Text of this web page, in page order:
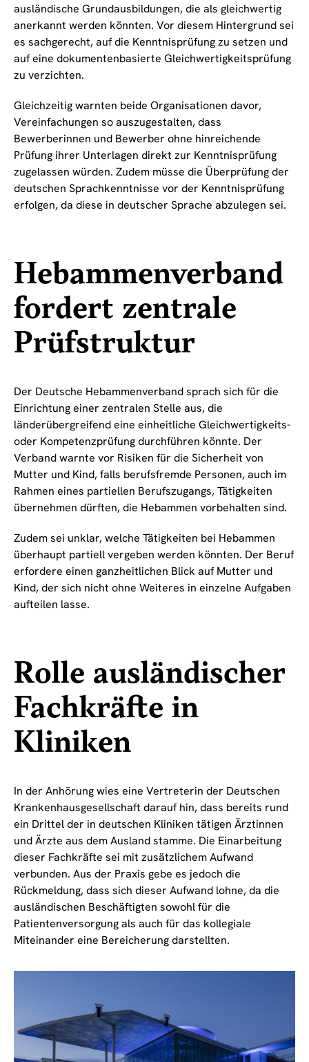
ausländische Grundausbildungen, die als gleichwertig
anerkannt werden könnten. Vor diesem Hintergrund sei
es sachgerecht, auf die Kenntnisprüfung zu setzen und
auf eine dokumentenbasierte Gleichwertigkeitsprüfung
zu verzichten.
Gleichzeitig warnten beide Organisationen davor,
Vereinfachungen so auszugestalten, dass
Bewerberinnen und Bewerber ohne hinreichende
Prüfung ihrer Unterlagen direkt zur Kenntnisprüfung
zugelassen würden. Zudem müsse die Überprüfung der
deutschen Sprachkenntnisse vor der Kenntnisprüfung
erfolgen, da diese in deutscher Sprache abzulegen sei.
Hebammenverband
fordert zentrale
Prüfstruktur
Der Deutsche Hebammenverband sprach sich für die
Einrichtung einer zentralen Stelle aus, die
länderübergreifend eine einheitliche Gleichwertigkeits-
oder Kompetenzprüfung durchführen könnte. Der
Verband warnte vor Risiken für die Sicherheit von
Mutter und Kind, falls berufsfremde Personen, auch im
Rahmen eines partiellen Berufszugangs, Tätigkeiten
übernehmen dürften, die Hebammen vorbehalten sind.
Zudem sei unklar, welche Tätigkeiten bei Hebammen
überhaupt partiell vergeben werden könnten. Der Beruf
erfordere einen ganzheitlichen Blick auf Mutter und
Kind, der sich nicht ohne Weiteres in einzelne Aufgaben
aufteilen lasse.
Rolle ausländischer
Fachkräfte in
Kliniken
In der Anhörung wies eine Vertreterin der Deutschen
Krankenhausgesellschaft darauf hin, dass bereits rund
ein Drittel der in deutschen Kliniken tätigen Ärztinnen
und Ärzte aus dem Ausland stamme. Die Einarbeitung
dieser Fachkräfte sei mit zusätzlichem Aufwand
verbunden. Aus der Praxis gebe es jedoch die
Rückmeldung, dass sich dieser Aufwand lohne, da die
ausländischen Beschäftigten sowohl für die
Patientenversorgung als auch für das kollegiale
Miteinander eine Bereicherung darstellten.